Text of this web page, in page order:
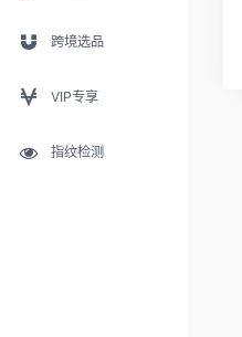
跨境选品
VIP专享
指纹检测